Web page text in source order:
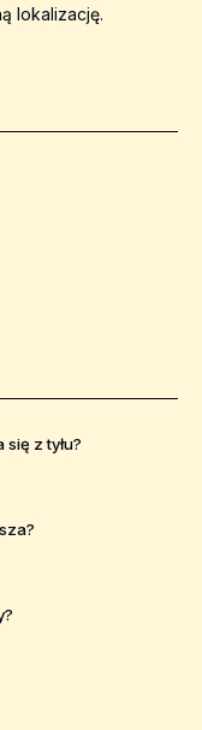
lokalizację.
z tyłu?